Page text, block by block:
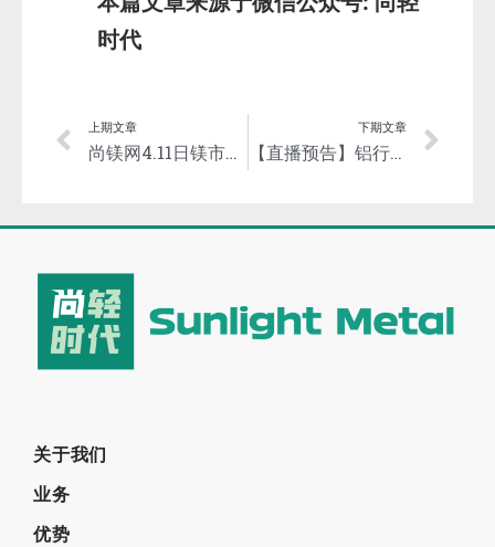
时代
上期文章
尚镁网4.11日镁市场简评：下游需求不多，镁市承压走弱
下期文章
【直播预告】铝行业智能制造在线技术交流会
关于我们
业务
优势